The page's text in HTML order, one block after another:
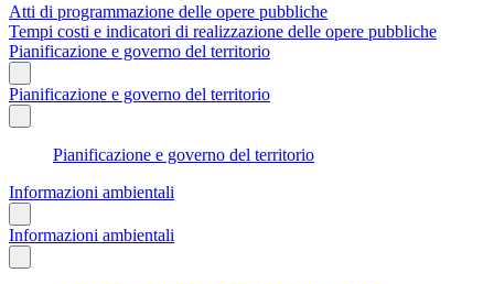
Atti di programmazione delle opere pubbliche
Tempi costi e indicatori di realizzazione delle opere pubbliche
Pianificazione e governo del territorio
Pianificazione e governo del territorio
Pianificazione e governo del territorio
Informazioni ambientali
Informazioni ambientali